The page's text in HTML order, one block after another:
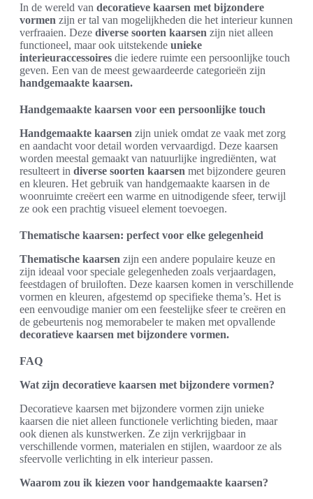
In de wereld van decoratieve kaarsen met bijzondere
vormen zijn er tal van mogelijkheden die het interieur kunnen
verfraaien. Deze diverse soorten kaarsen zijn niet alleen
functioneel, maar ook uitstekende unieke
interieuraccessoires die iedere ruimte een persoonlijke touch
geven. Een van de meest gewaardeerde categorieën zijn
handgemaakte kaarsen.
Handgemaakte kaarsen voor een persoonlijke touch
Handgemaakte kaarsen zijn uniek omdat ze vaak met zorg
en aandacht voor detail worden vervaardigd. Deze kaarsen
worden meestal gemaakt van natuurlijke ingrediënten, wat
resulteert in diverse soorten kaarsen met bijzondere geuren
en kleuren. Het gebruik van handgemaakte kaarsen in de
woonruimte creëert een warme en uitnodigende sfeer, terwijl
ze ook een prachtig visueel element toevoegen.
Thematische kaarsen: perfect voor elke gelegenheid
Thematische kaarsen zijn een andere populaire keuze en
zijn ideaal voor speciale gelegenheden zoals verjaardagen,
feestdagen of bruiloften. Deze kaarsen komen in verschillende
vormen en kleuren, afgestemd op specifieke thema’s. Het is
een eenvoudige manier om een feestelijke sfeer te creëren en
de gebeurtenis nog memorabeler te maken met opvallende
decoratieve kaarsen met bijzondere vormen.
FAQ
Wat zijn decoratieve kaarsen met bijzondere vormen?
Decoratieve kaarsen met bijzondere vormen zijn unieke
kaarsen die niet alleen functionele verlichting bieden, maar
ook dienen als kunstwerken. Ze zijn verkrijgbaar in
verschillende vormen, materialen en stijlen, waardoor ze als
sfeervolle verlichting in elk interieur passen.
Waarom zou ik kiezen voor handgemaakte kaarsen?